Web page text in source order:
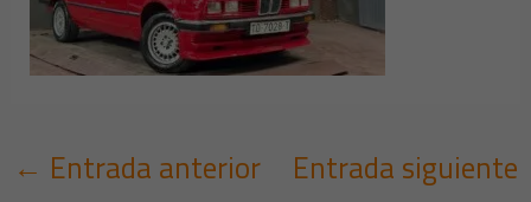
← Entrada anterior
Entrada siguiente